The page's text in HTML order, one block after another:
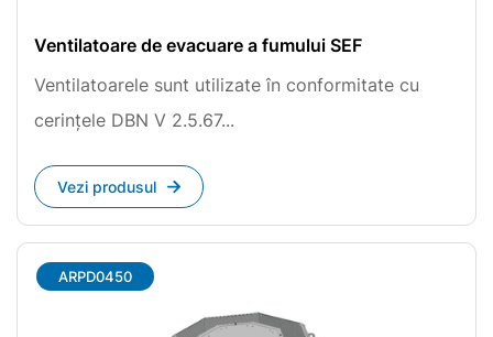
Ventilatoare de evacuare a fumului SEF
Ventilatoarele sunt utilizate în conformitate cu
cerințele DBN V 2.5.67...
Vezi produsul
ARPD0450